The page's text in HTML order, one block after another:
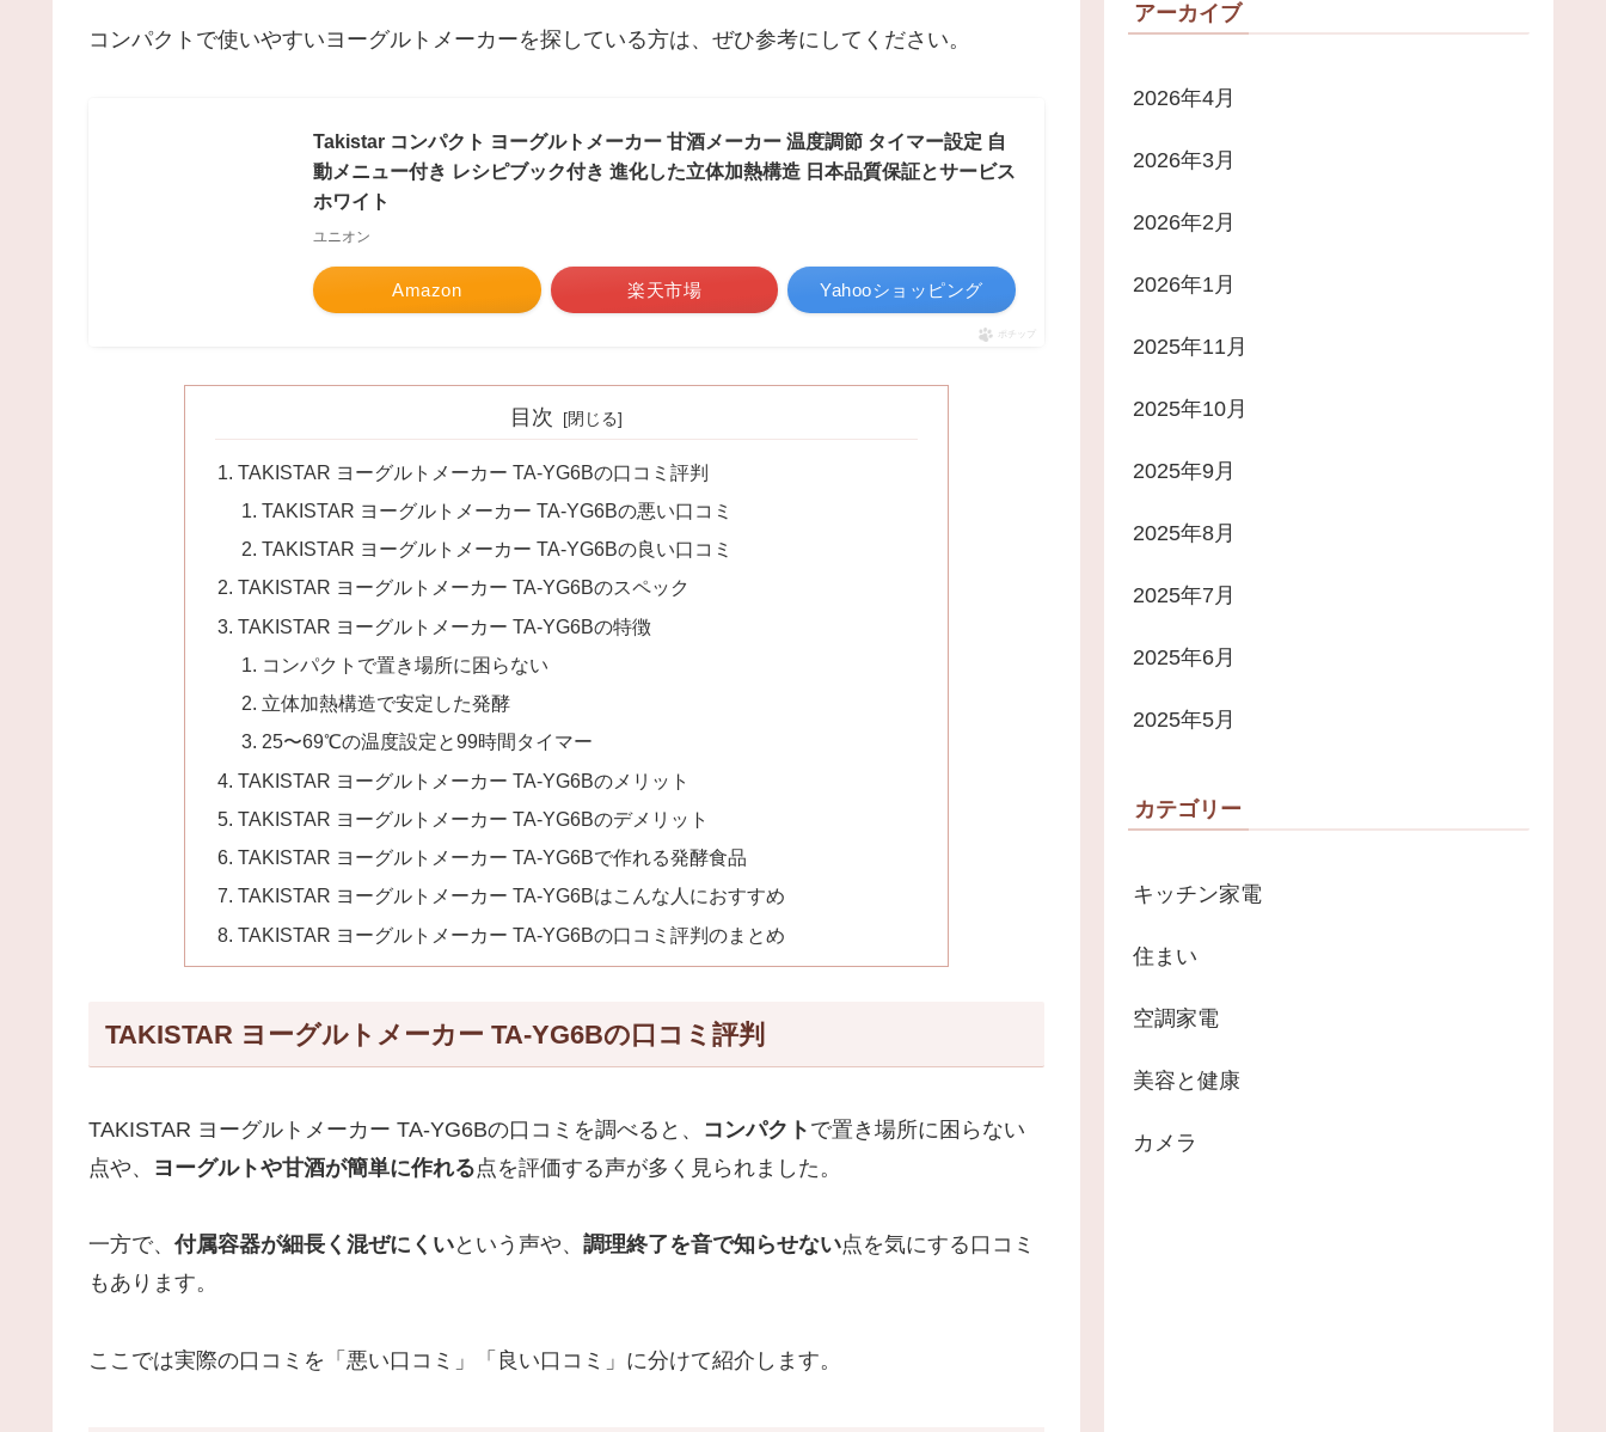
コンパクトで使いやすいヨーグルトメーカーを探している方は、ぜひ参考にしてください。
Takistar コンパクト ヨーグルトメーカー 甘酒メーカー 温度調節 タイマー設定 自
動メニュー付き レシピブック付き 進化した立体加熱構造 日本品質保証とサービス
ホワイト
ユニオン
Amazon 楽天市場 Yahooショッピング
ポチップ
目次
TAKISTAR ヨーグルトメーカー TA-YG6Bの口コミ評判
TAKISTAR ヨーグルトメーカー TA-YG6Bの悪い口コミ
TAKISTAR ヨーグルトメーカー TA-YG6Bの良い口コミ
TAKISTAR ヨーグルトメーカー TA-YG6Bのスペック
TAKISTAR ヨーグルトメーカー TA-YG6Bの特徴
コンパクトで置き場所に困らない
立体加熱構造で安定した発酵
25〜69℃の温度設定と99時間タイマー
TAKISTAR ヨーグルトメーカー TA-YG6Bのメリット
TAKISTAR ヨーグルトメーカー TA-YG6Bのデメリット
TAKISTAR ヨーグルトメーカー TA-YG6Bで作れる発酵食品
TAKISTAR ヨーグルトメーカー TA-YG6Bはこんな人におすすめ
TAKISTAR ヨーグルトメーカー TA-YG6Bの口コミ評判のまとめ
TAKISTAR ヨーグルトメーカー TA-YG6Bの口コミ評判
TAKISTAR ヨーグルトメーカー TA-YG6Bの口コミを調べると、 コンパクト で置き場所に困らない
点や、 ヨーグルトや甘酒が簡単に作れる点を評価する声が多く見られました。
一方で、付属容器が細長く混ぜにくいという声や、 調理終了を音で知らせない点を気にする口コミ
もあります。
ここでは実際の口コミを「悪い口コミ」「良い口コミ」に分けて紹介します。
アーカイブ
2026年4月
2026年3月
2026年2月
2026年1月
2025年11月
2025年10月
2025年9月
2025年8月
2025年7月
2025年6月
2025年5月
カテゴリー
キッチン家電
住まい
空調家電
美容と健康
カメラ